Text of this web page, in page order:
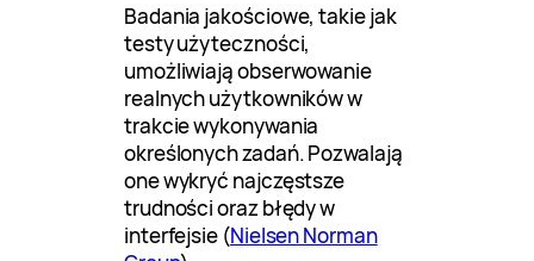
Badania jakościowe, takie jak
testy użyteczności,
umożliwiają obserwowanie
realnych użytkowników w
trakcie wykonywania
określonych zadań. Pozwalają
one wykryć najczęstsze
trudności oraz błędy w
interfejsie (Nielsen Norman